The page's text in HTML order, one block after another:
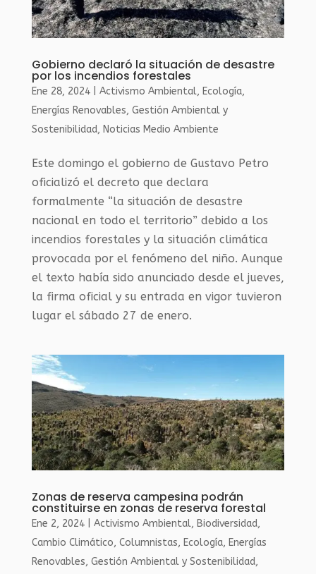
Gobierno declaró la situación de desastre
por los incendios forestales
Ene 28, 2024| Activismo Ambiental, Ecología,
Energías Renovables, Gestión Ambiental y
Sostenibilidad, Noticias Medio Ambiente
Este domingo el gobierno de Gustavo Petro
oficializó el decreto que declara
formalmente “la situación de desastre
nacional en todo el territorio” debido a los
incendios forestales y la situación climática
provocada por el fenómeno del niño. Aunque
el texto había sido anunciado desde el jueves,
la firma oficial y su entrada en vigor tuvieron
lugar el sábado 27 de enero.
Zonas de reserva campesina podrán
constituirse en zonas de reserva forestal
Ene 2, 2024| Activismo Ambiental, Biodiversidad,
Cambio Climático, Columnistas, Ecología, Energías
Renovables, Gestión Ambiental y Sostenibilidad,